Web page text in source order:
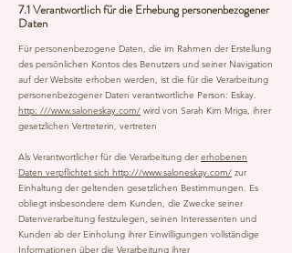
7.1 Verantwortlich für die Erhebung personenbezogener
Daten
Für personenbezogene Daten, die im Rahmen der Erstellung
des persönlichen Kontos des Benutzers und seiner Navigation
auf der Website erhoben werden, ist die für die Verarbeitung
personenbezogener Daten verantwortliche Person: Eskay.
http: ///www.saloneskay.com/ wird von Sarah Kim Mriga, ihrer
gesetzlichen Vertreterin, vertreten
Als Verantwortlicher für die Verarbeitung der erhobenen
Daten verpflichtet sich http:///www.saloneskay.com/ zur
Einhaltung der geltenden gesetzlichen Bestimmungen. Es
obliegt insbesondere dem Kunden, die Zwecke seiner
Datenverarbeitung festzulegen, seinen Interessenten und
Kunden ab der Einholung ihrer Einwilligungen vollständige
Informationen über die Verarbeitung ihrer